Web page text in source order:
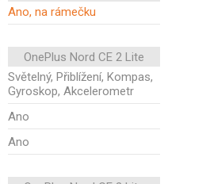
Ano, na rámečku
OnePlus Nord CE 2 Lite
Světelný, Přiblížení, Kompas,
Gyroskop, Akcelerometr
Ano
Ano